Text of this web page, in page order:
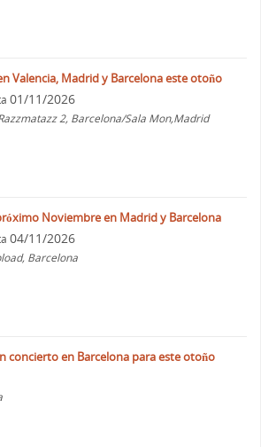
Valencia, Madrid y Barcelona este otoño
01/11/2026
2, Barcelona/Sala Mon,Madrid
Noviembre en Madrid y Barcelona
04/11/2026
Barcelona
concierto en Barcelona para este otoño